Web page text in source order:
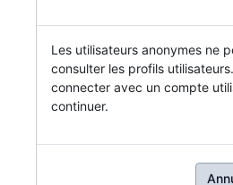
Les utilisateurs anonymes ne
consulter les profils
connecter avec un compte
continuer.